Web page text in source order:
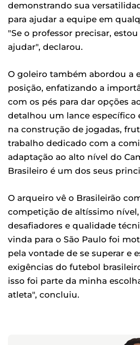
demonstrando sua
para ajudar a equipe em
"Se o professor precisar,
ajudar", declarou.
O goleiro também abordou a
posição, enfatizando a
com os pés para dar opções
detalhou um lance específico
na construção de jogadas,
trabalho dedicado com a
adaptação ao alto nível do
Brasileiro é um dos seus
O arqueiro vê o Brasileirão
competição de altíssimo
desafiadores e qualidade
vinda para o São Paulo foi
pela vontade de se superar e
exigências do futebol
isso foi parte da minha
atleta", concluiu.